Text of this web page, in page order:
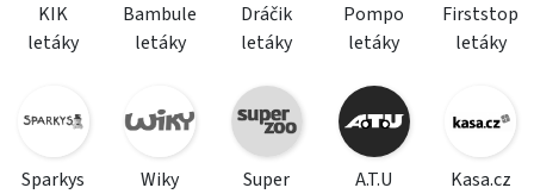
KIK
letáky
Bambule
letáky
Dráčik
letáky
Pompo
letáky
Firststop
letáky
Sparkys
Wiky
Super
A.T.U
Kasa.cz